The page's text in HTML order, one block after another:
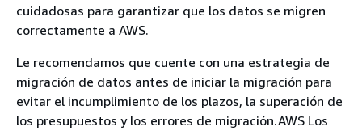
cuidadosas para garantizar que los datos se migren
correctamente a AWS.
Le recomendamos que cuente con una estrategia de
migración de datos antes de iniciar la migración para
evitar el incumplimiento de los plazos, la superación de
los presupuestos y los errores de migración.AWS Los